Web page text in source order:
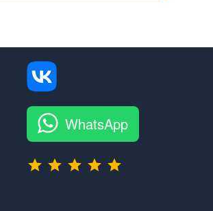
WhatsApp
⭐ ⭐